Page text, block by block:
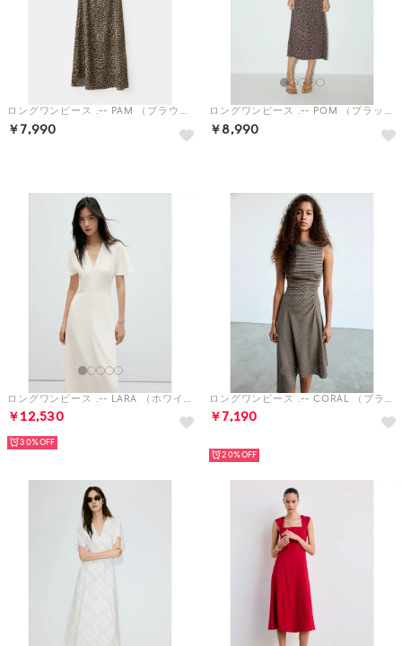
ロングワンピース .-- PAM （ブラウン）
￥7,990
ロングワンピース .-- POM （ブラック）
￥8,990
ロングワンピース .-- LARA （ホワイト）
￥12,530
30%
ロングワンピース .-- CORAL （ブラウン）
￥7,190
20%